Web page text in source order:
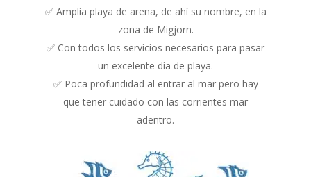
✅ Amplia playa de arena, de ahí su nombre, en la
zona de Migjorn.
✅ Con todos los servicios necesarios para pasar
un excelente día de playa.
✅ Poca profundidad al entrar al mar pero hay
que tener cuidado con las corrientes mar
adentro.